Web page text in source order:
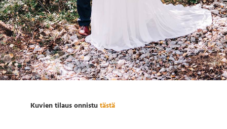
HENNA JA JUHA
Kuvien tilaus onnistutästä